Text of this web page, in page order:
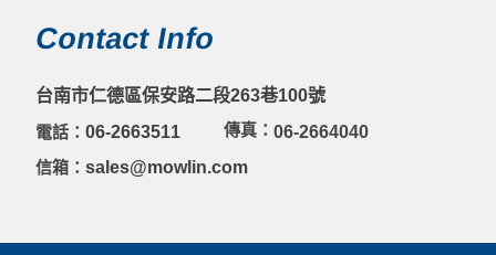
Contact Info
台南市仁德區保安路二段263巷100號
電話：06-2663511 傳真：06-2664040
信箱：sales@mowlin.com